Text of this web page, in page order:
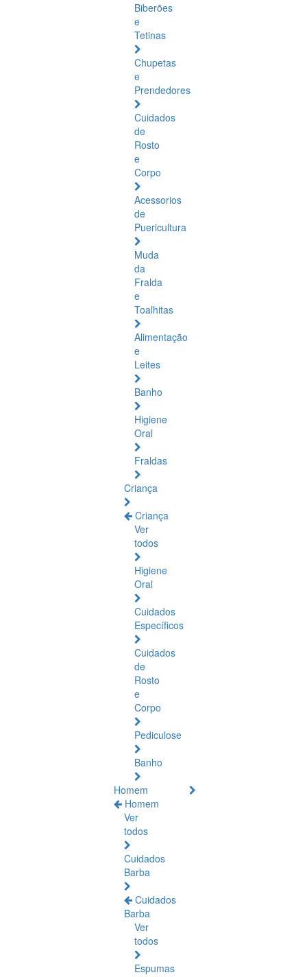
Biberões
e
Tetinas
Chupetas
e
Prendedores
Cuidados
de
Rosto
e
Corpo
Acessorios
de
Puericultura
Muda
da
Fralda
e
Toalhitas
Alimentação
e
Leites
Banho
Higiene
Oral
Fraldas
Criança
Criança
Ver
todos
Higiene
Oral
Cuidados
Específicos
Cuidados
de
Rosto
e
Corpo
Pediculose
Banho
Homem
Homem
Ver
todos
Cuidados
Barba
Cuidados
Barba
Ver
todos
Espumas